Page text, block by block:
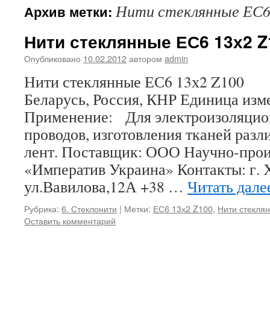
Архив метки:Нити стеклянные
Нити стеклянные ЕС6 13х2
Опубликовано 10.02.2012автором admin
Нити стеклянные ЕС6 13х2
Беларусь, Россия, КНР Единица
Применение: Для
проводов, изготовления тканей
лент. Поставщик: ООО Научно-
«Императив Украина» Контакты: г.
ул.Вавилова,12А +38 … Читать
Рубрика: 6. Стеклонити | Метки: ЕС6 13х2 Z100, Нити
Оставить комментарий